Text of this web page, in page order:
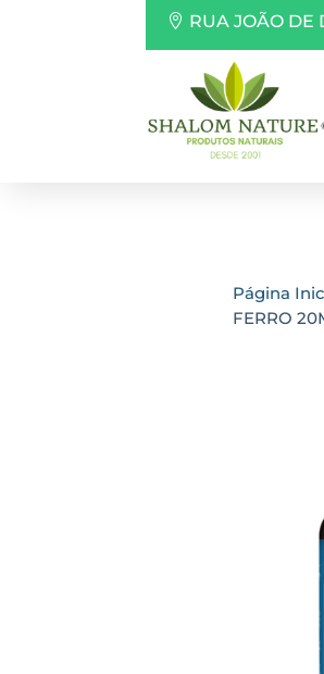
RUA JOÃO DE
Página
FERRO